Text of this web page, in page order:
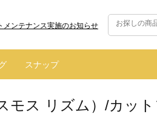
ンテナンス実施のお知らせ
スナップ
モス リズム）/カット